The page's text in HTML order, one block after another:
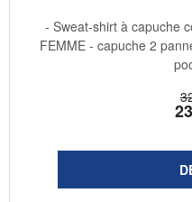
23
- Sweat-shirt à capuche
FEMME - capuche 2